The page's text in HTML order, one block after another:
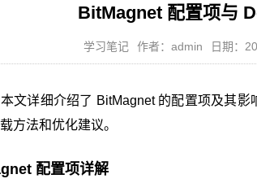
BitMagnet 配置项与
学习笔记 作者：admin 日期：
本文详细介绍了 BitMagnet 的配置项及其
方法和优化建议。
配置项详解